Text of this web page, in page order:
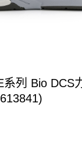
系列 Bio DCS